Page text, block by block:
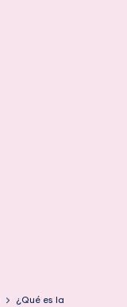
¿Qué es la